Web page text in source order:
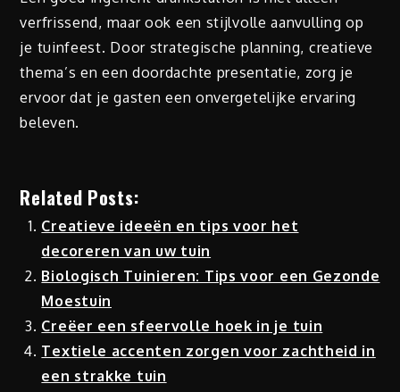
verfrissend, maar ook een stijlvolle aanvulling op
je tuinfeest. Door strategische planning, creatieve
thema’s en een doordachte presentatie, zorg je
ervoor dat je gasten een onvergetelijke ervaring
beleven.
Related Posts:
Creatieve ideeën en tips voor het
decoreren van uw tuin
Biologisch Tuinieren: Tips voor een Gezonde
Moestuin
Creëer een sfeervolle hoek in je tuin
Textiele accenten zorgen voor zachtheid in
een strakke tuin